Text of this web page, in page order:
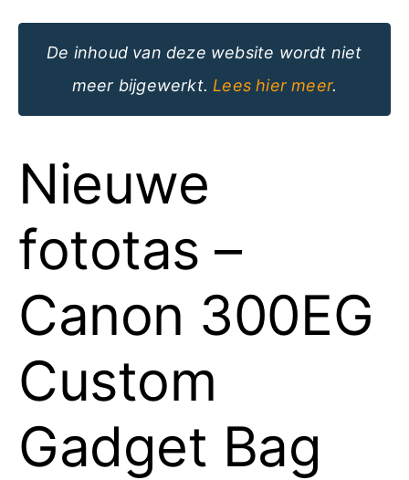
De inhoud van deze website wordt niet
meer bijgewerkt. Lees hier meer.
Nieuwe
fototas –
Canon 300EG
Custom
Gadget Bag